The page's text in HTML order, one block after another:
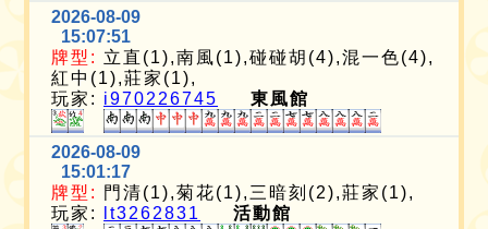
2026-08-09
15:07:51
牌型: 立直(1),南風(1),碰碰胡(4),混一色(4),
紅中(1),莊家(1),
玩家: i970226745 東風館
2026-08-09
15:01:17
牌型:
門清(1),菊花(1),三暗刻(2),莊家(1),
玩家:
lt3262831 活動館